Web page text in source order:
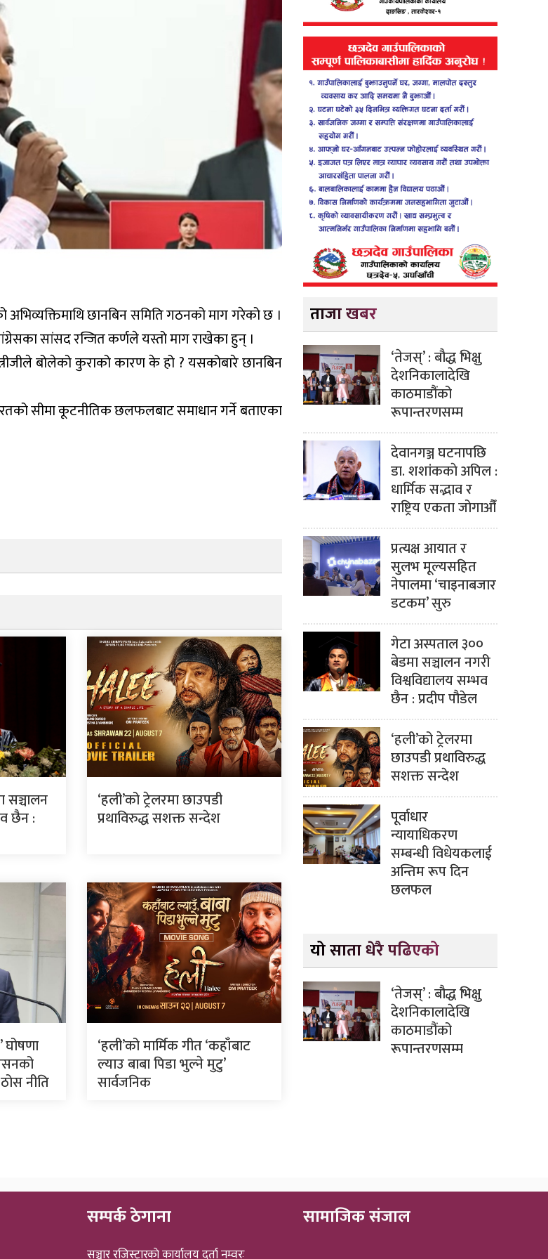
अभिव्यक्तिमाथि छानबिन समिति गठनको माग गरेको छ ।
सांसद रन्जित कर्णले यस्तो माग राखेका हुन् ।
बोलेको कुराको कारण के हो ? यसकोबारे छानबिन
सीमा कूटनीतिक छलफलबाट समाधान गर्ने बताएका
सञ्चालन
छैन :
‘हली’को ट्रेलरमा छाउपडी
प्रथाविरुद्ध सशक्त सन्देश
घोषणा
नीति
‘हली’को मार्मिक गीत ‘कहाँबाट
ल्याउ बाबा पिडा भुल्ने मुटु’
सार्वजनिक
ताजा खबर
‘तेजस्’ : बौद्ध भिक्षु
देशनिकालादेखि
काठमाडौंको
रूपान्तरणसम्म
देवानगञ्ज घटनापछि
डा. शशांककाे अपिल :
धार्मिक सद्भाव र
राष्ट्रिय एकता जोगाऔँ
प्रत्यक्ष आयात र
सुलभ मूल्यसहित
नेपालमा ‘चाइनाबजार
डटकम’ सुरु
गेटा अस्पताल ३००
बेडमा सञ्चालन नगरी
विश्वविद्यालय सम्भव
छैन : प्रदीप पौडेल
‘हली’को ट्रेलरमा
छाउपडी प्रथाविरुद्ध
सशक्त सन्देश
पूर्वाधार
न्यायाधिकरण
सम्बन्धी विधेयकलाई
अन्तिम रूप दिन
छलफल
यो साता धेरै पढिएको
‘तेजस्’ : बौद्ध भिक्षु
देशनिकालादेखि
काठमाडौंको
रूपान्तरणसम्म
सम्पर्क ठेगाना
सञ्चार रजिस्ट्रारकाे कार्यालय दर्ता नम्वरः
सामाजिक संजाल